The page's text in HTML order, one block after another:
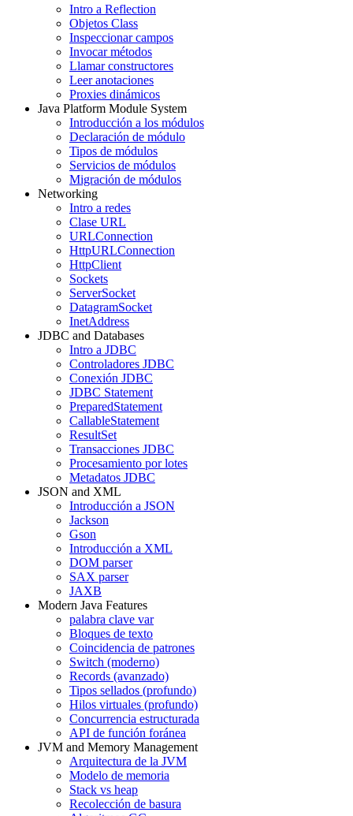
Intro a Reflection
Objetos Class
Inspeccionar campos
Invocar métodos
Llamar constructores
Leer anotaciones
Proxies dinámicos
Java Platform Module System
Introducción a los módulos
Declaración de módulo
Tipos de módulos
Servicios de módulos
Migración de módulos
Networking
Intro a redes
Clase URL
URLConnection
HttpURLConnection
HttpClient
Sockets
ServerSocket
DatagramSocket
InetAddress
JDBC and Databases
Intro a JDBC
Controladores JDBC
Conexión JDBC
JDBC Statement
PreparedStatement
CallableStatement
ResultSet
Transacciones JDBC
Procesamiento por lotes
Metadatos JDBC
JSON and XML
Introducción a JSON
Jackson
Gson
Introducción a XML
DOM parser
SAX parser
JAXB
Modern Java Features
palabra clave var
Bloques de texto
Coincidencia de patrones
Switch (moderno)
Records (avanzado)
Tipos sellados (profundo)
Hilos virtuales (profundo)
Concurrencia estructurada
API de función foránea
JVM and Memory Management
Arquitectura de la JVM
Modelo de memoria
Stack vs heap
Recolección de basura